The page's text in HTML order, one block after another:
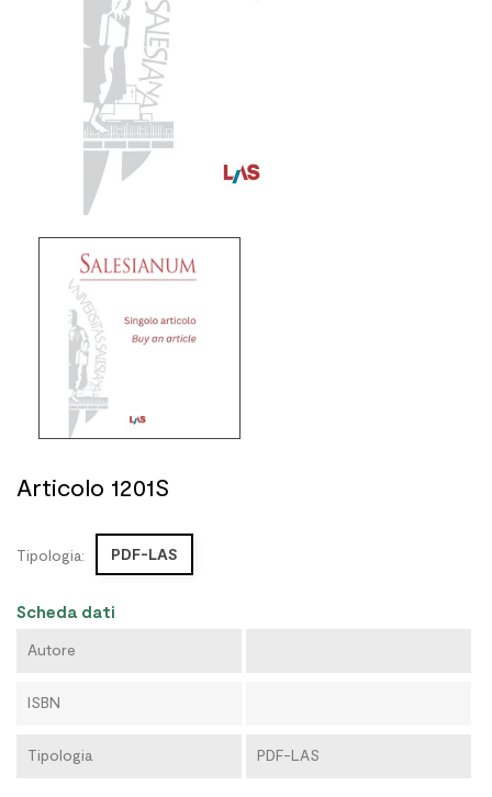
Articolo 1201S
Tipologia: PDF-LAS
Scheda dati
Autore
ISBN
Tipologia PDF-LAS